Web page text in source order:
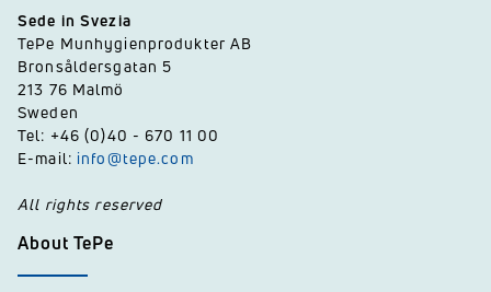
Sede in Svezia
TePe Munhygienprodukter AB
Bronsåldersgatan 5
213 76 Malmö
Sweden
Tel: +46 (0)40 - 670 11 00
E-mail: info@tepe.com
All rights reserved
About TePe